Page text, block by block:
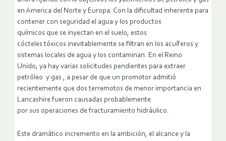
en America del Norte y Europa. Con la dificultad inherente para
contener con seguridad el agua y los productos
químicos que se inyectan en el suelo, estos
cócteles tóxicos inevitablemente se filtran en los acuíferos y
sistemas locales de agua y los contaminan. En el Reino
Unido, ya hay varias solicitudes pendientes para extraer
petróleo y gas , a pesar de que un promotor admitió
recientemente que dos terremotos de menor importancia en
Lancashire fueron causadas probablemente
por sus operaciones de fracturamiento hidráulico.
Este dramático incremento en la ambición, el alcance y la